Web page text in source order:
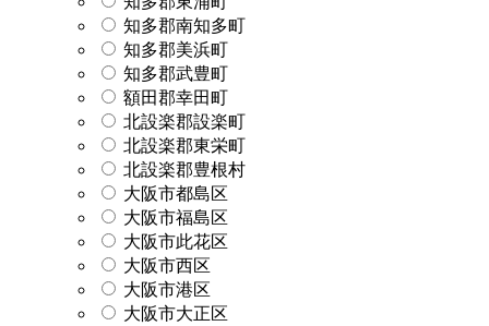
知多郡南知多町
知多郡美浜町
知多郡武豊町
額田郡幸田町
北設楽郡設楽町
北設楽郡東栄町
北設楽郡豊根村
大阪市都島区
大阪市福島区
大阪市此花区
大阪市西区
大阪市港区
大阪市大正区